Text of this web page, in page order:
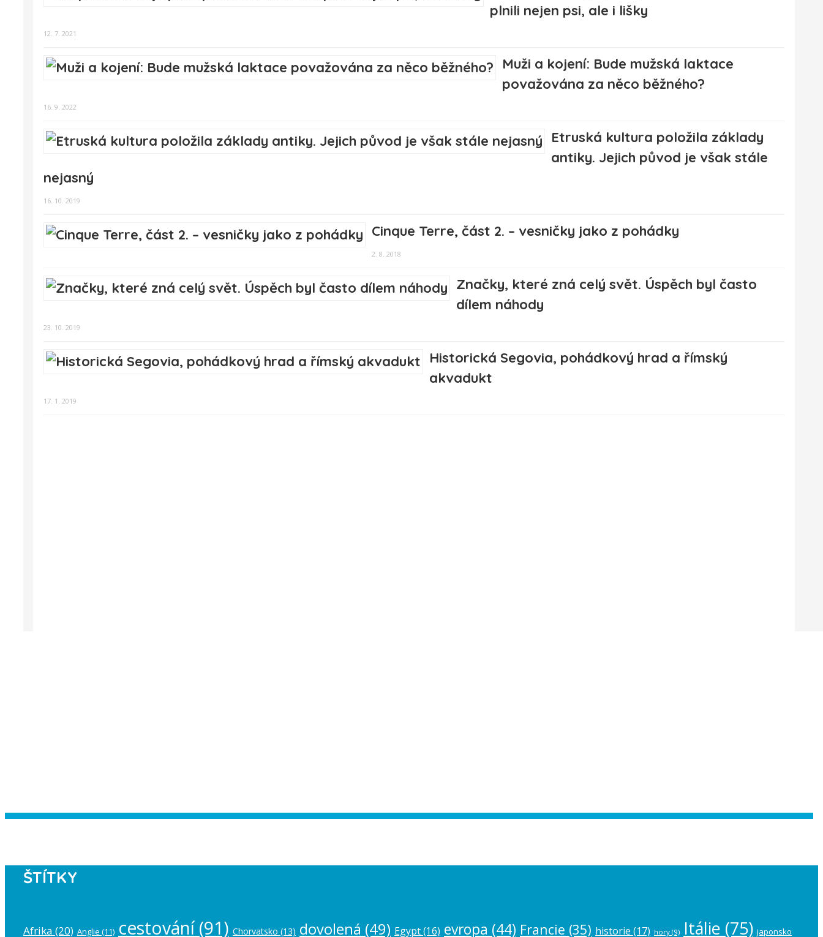
plnili nejen psi, ale i lišky
12. 7. 2021
Muži a kojení: Bude mužská laktace
považována za něco běžného?
16. 9. 2022
Etruská kultura položila základy
antiky. Jejich původ je však stále
nejasný
16. 10. 2019
Cinque Terre, část 2. – vesničky jako z pohádky
2. 8. 2018
Značky, které zná celý svět. Úspěch byl často
dílem náhody
23. 10. 2019
Historická Segovia, pohádkový hrad a římský
akvadukt
17. 1. 2019
ŠTÍTKY
Afrika (20) Anglie (11) cestování(91) Chorvatsko (13) dovolená (49) Egypt(16) evropa (44) Francie (35) historie (17) hory (9) Itálie (75) japonsko